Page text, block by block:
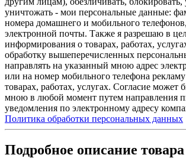
уничтожать - мои персональные данные:
номера домашнего и мобильного
электронной почты. Также я разрешаю в
информирования о товарах, работах,
обработку вышеперечисленных
направлять на указанный мною адрес
или на номер мобильного телефона
товарах, работах, услугах. Согласие может
мною в любой момент путем направления
уведомления по электронному адресу
Политика обработки персональных данных
Подробное описание товара